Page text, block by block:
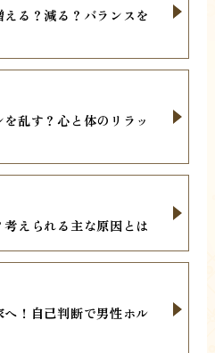
る？減る？バランスを
乱す？心と体のリラッ
えられる主な原因とは
！自己判断で男性ホル